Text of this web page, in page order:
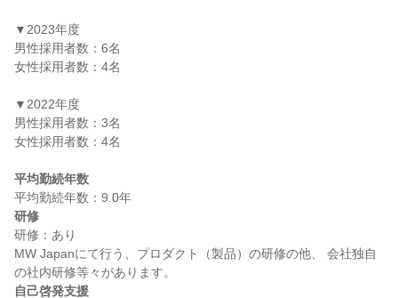
▼2023年度
男性採用者数：6名
女性採用者数：4名
▼2022年度
男性採用者数：3名
女性採用者数：4名
平均勤続年数
研修
研修：あり
MW Japanにて行う、プロダクト（製品）の研修の他、 会社独自
自己啓発支援